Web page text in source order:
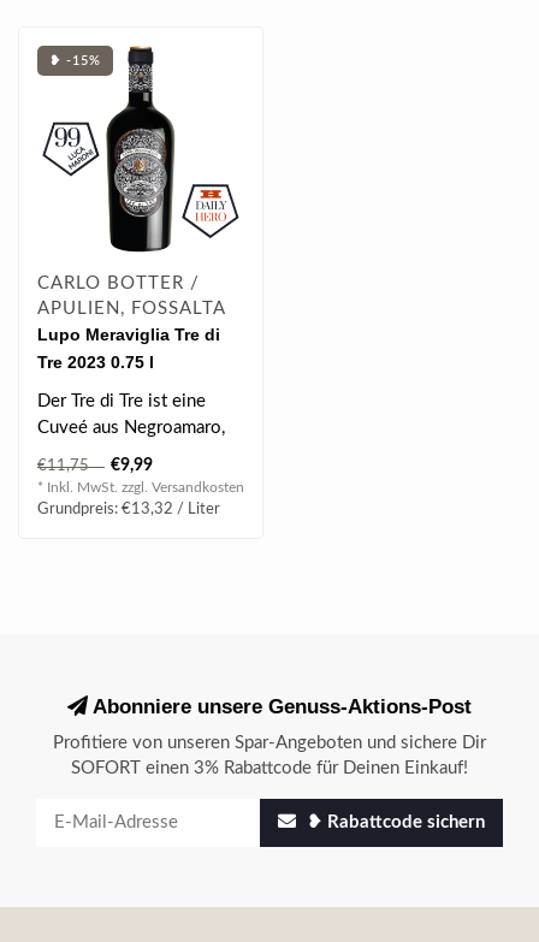
❥ -15%
CARLO BOTTER /
APULIEN, FOSSALTA
Lupo Meraviglia Tre di
Tre 2023 0.75 l
Der Tre di Tre ist eine
Cuveé aus Negroamaro,
Aglianico und Primitivo
Trauben m..
€11,75 €9,99
* Inkl. MwSt. zzgl. Versandkosten
Grundpreis: €13,32 / Liter
Abonniere unsere Genuss-Aktions-Post
Profitiere von unseren Spar-Angeboten und sichere Dir
SOFORT einen 3% Rabattcode für Deinen Einkauf!
❥ Rabattcode sichern